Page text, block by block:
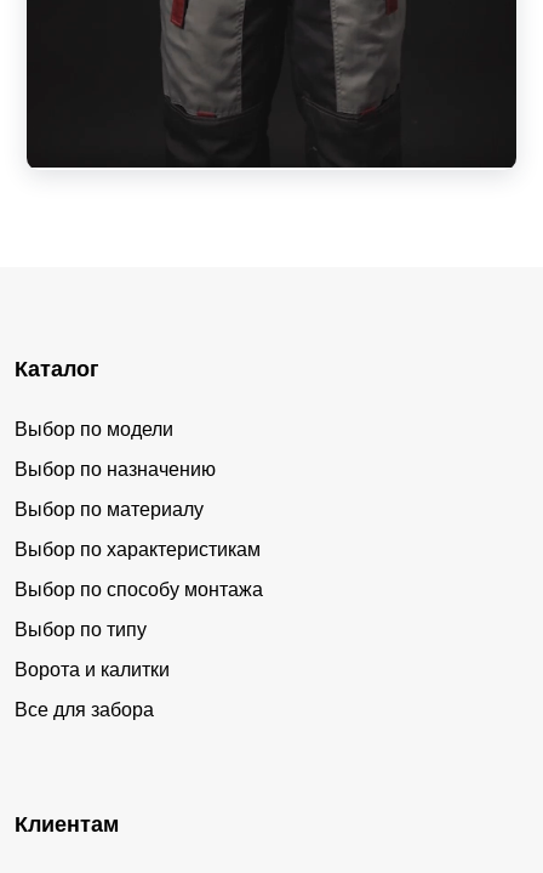
Каталог
Выбор по модели
Выбор по назначению
Выбор по материалу
Выбор по характеристикам
Выбор по способу монтажа
Выбор по типу
Ворота и калитки
Все для забора
Клиентам